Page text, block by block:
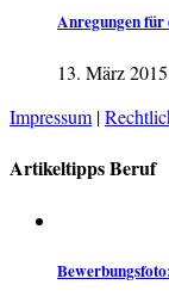
Anregungen für
13. März 2015
Impressum |
Artikeltipps Beruf